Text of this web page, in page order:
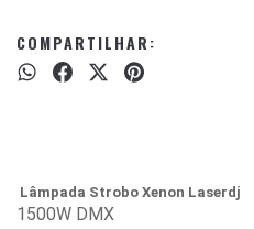
COMPARTILHAR:
Lâmpada Strobo Xenon Laserdj
1500W DMX